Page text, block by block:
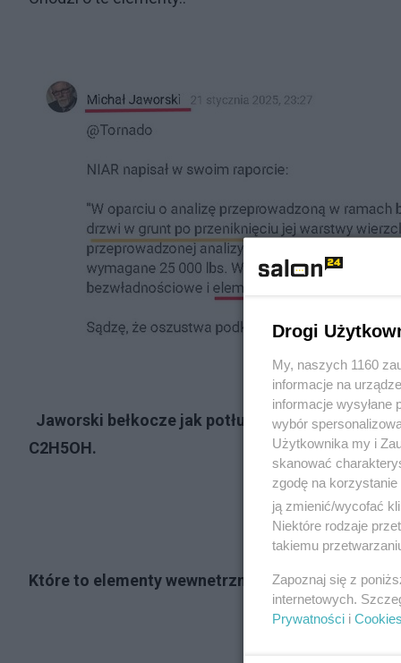
Jaworski bełkocze jak potłuczony albo
C2H5OH.
Które to elementy wewnetrzne samolotu
Drogi
My, naszych 1160
informacje na
informacje wysyłane
wybór
Użytkownika my i
skanować
zgodę na
ją zmienić/wycofać
Niektóre rodzaje
takiemu
Zapoznaj się z
internetowych.
Prywatności i Cookies